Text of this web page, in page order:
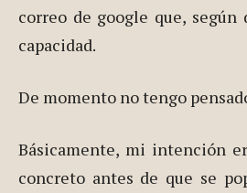
correo de google que,
capacidad.
De momento no tengo
Básicamente, mi intención
concreto antes de que se